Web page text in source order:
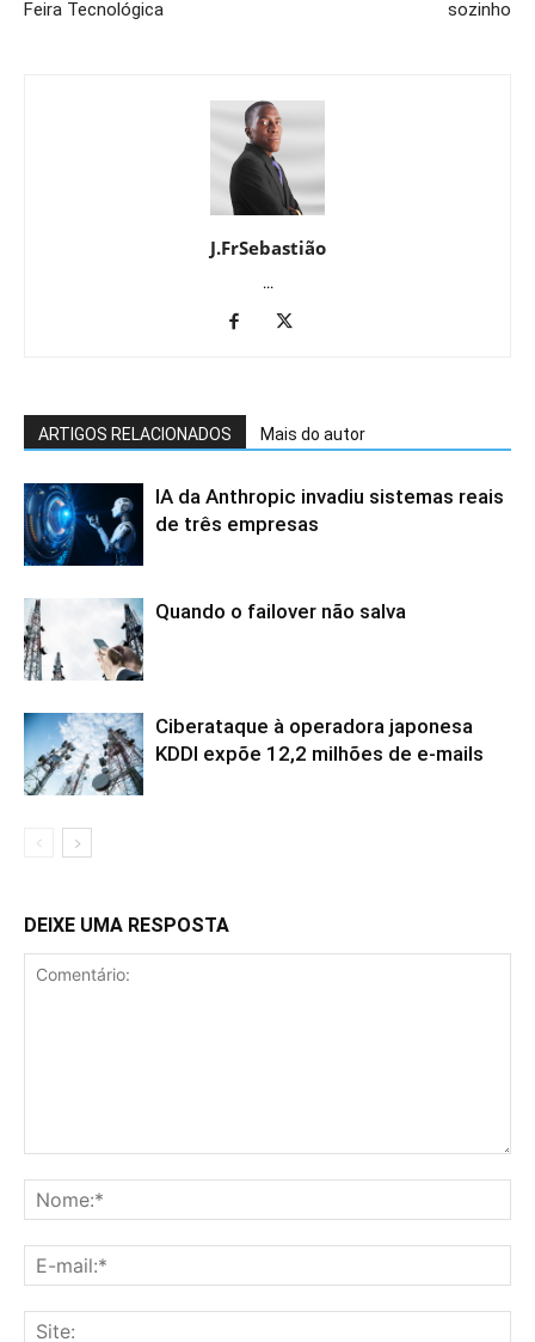
Feira Tecnológica sozinho
J.FrSebastião
...
ARTIGOS RELACIONADOS Mais do autor
IA da Anthropic invadiu sistemas reais
de três empresas
Quando o failover não salva
Ciberataque à operadora japonesa
KDDI expõe 12,2 milhões de e-mails
DEIXE UMA RESPOSTA